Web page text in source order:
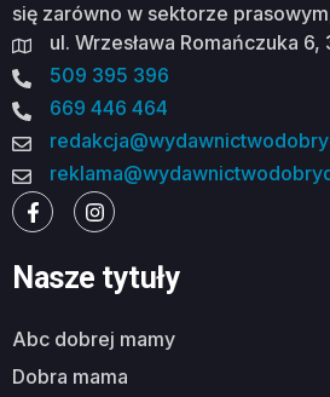
się zarówno w sektorze
ul. Wrzesława Romańczuka
509 395 396
669 446 464
Nasze tytuły
abc dobrej mamy
dobra mama